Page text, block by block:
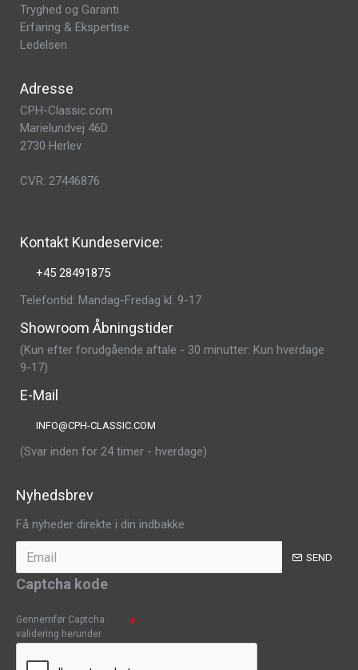
Tryghed og Garanti
Erfaring & Ekspertise
Ledelsen
Adresse
CPH-Classic.com
Marielundvej 46D
2730 Herlev
CVR: 27446876
Kontakt Kundeservice:
+45 28491875
Telefontid: Mandag-Fredag kl. 9-17
Showroom Åbningstider
(Kun efter forudgående aftale - 30 minutter: Kun hverdage
9-17)
E-Mail
INFO@CPH-CLASSIC.COM
(Svar inden for 24 timer - hverdage)
Nyhedsbrev
Få nyheder direkte i din indbakke
SEND
Captcha kode
Gennemfør Captcha
validering herunder